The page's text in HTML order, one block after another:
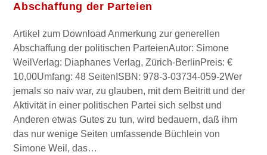
Abschaffung der Parteien
Artikel zum Download Anmerkung zur generellen
Abschaffung der politischen ParteienAutor: Simone
WeilVerlag: Diaphanes Verlag, Zürich-BerlinPreis: €
10,00Umfang: 48 SeitenISBN: 978-3-03734-059-2Wer
jemals so naiv war, zu glauben, mit dem Beitritt und der
Aktivität in einer politischen Partei sich selbst und
Anderen etwas Gutes zu tun, wird bedauern, daß ihm
das nur wenige Seiten umfassende Büchlein von
Simone Weil, das…